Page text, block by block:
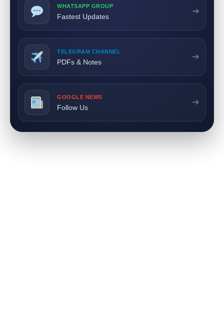
WHATSAPP GROUP
Fastest Updates
➔
TELEGRAM CHANNEL
PDFs & Notes
➔
GOOGLE NEWS
Follow Us
➔